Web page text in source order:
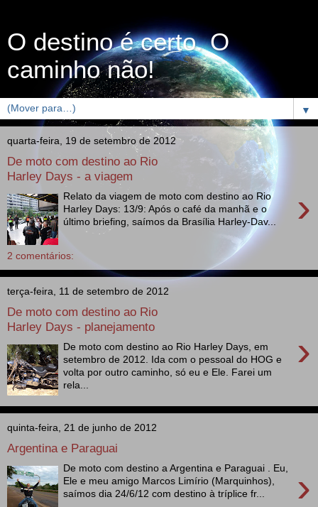
O destino é certo. O
caminho não!
▼
quarta-feira, 19 de setembro de 2012
De moto com destino ao Rio
Harley Days - a viagem
›
Relato da viagem de moto com destino ao Rio
Harley Days: 13/9: Após o café da manhã e o
último briefing, saímos da Brasília Harley-Dav...
2 comentários:
terça-feira, 11 de setembro de 2012
De moto com destino ao Rio
Harley Days - planejamento
›
De moto com destino ao Rio Harley Days, em
setembro de 2012. Ida com o pessoal do HOG e
volta por outro caminho, só eu e Ele. Farei um
rela...
quinta-feira, 21 de junho de 2012
Argentina e Paraguai
›
De moto com destino a Argentina e Paraguai . Eu,
Ele e meu amigo Marcos Limírio (Marquinhos),
saímos dia 24/6/12 com destino à tríplice fr...